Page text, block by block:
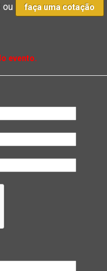
ou faça uma cotação